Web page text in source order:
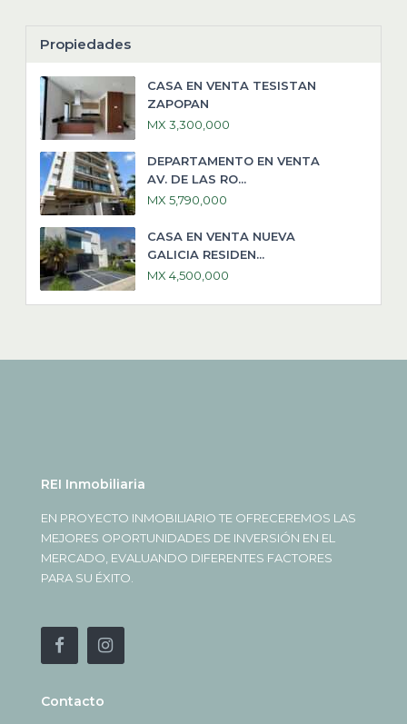
Propiedades
CASA EN VENTA TESISTAN
ZAPOPAN
MX 3,300,000
DEPARTAMENTO EN VENTA
AV. DE LAS RO...
MX 5,790,000
CASA EN VENTA NUEVA
GALICIA RESIDEN...
MX 4,500,000
REI Inmobiliaria
EN PROYECTO INMOBILIARIO TE OFRECEREMOS LAS
MEJORES OPORTUNIDADES DE INVERSIÓN EN EL
MERCADO, EVALUANDO DIFERENTES FACTORES
PARA SU ÉXITO.
Contacto